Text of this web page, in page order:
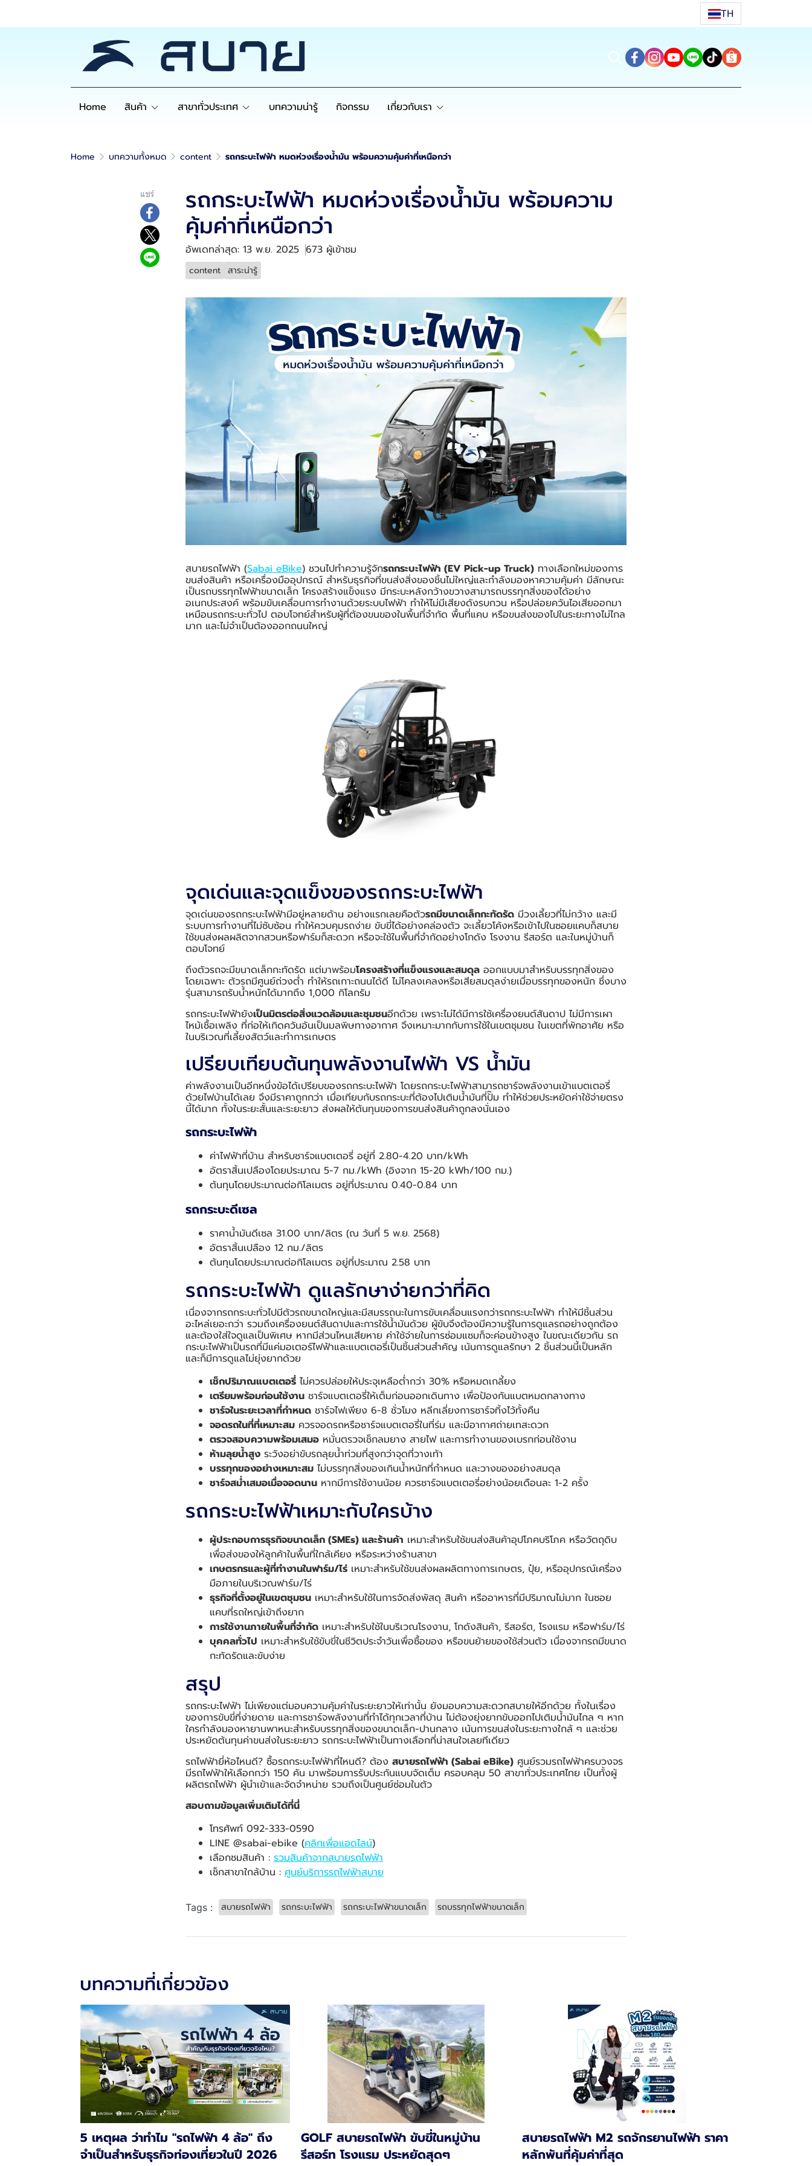
TH
Home สินค้า สาขาทั่วประเทศ บทความน่ารู้ กิจกรรม เกี่ยวกับเรา
Home บทความทั้งหมด content รถกระบะไฟฟ้า หมดห่วงเรื่องน้ำมัน พร้อมความคุ้มค่าที่เหนือกว่า
แชร์ รถกระบะไฟฟ้า หมดห่วงเรื่องน้ำมัน พร้อมความ
คุ้มค่าที่เหนือกว่า
อัพเดทล่าสุด: 13 พ.ย. 2025 673 ผู้เข้าชม
content สาระน่ารู้
สบายรถไฟฟ้า (Sabai eBike) ชวนไปทำความรู้จักรถกระบะไฟฟ้า (EV Pick-up Truck) ทางเลือกใหม่ของการ
ขนส่งสินค้า หรือเครื่องมืออุปกรณ์ สำหรับธุรกิจที่ขนส่งสิ่งของชิ้นไม่ใหญ่และกำลังมองหาความคุ้มค่า มีลักษณะ
เป็นรถบรรทุกไฟฟ้าขนาดเล็ก โครงสร้างแข็งแรง มีกระบะหลังกว้างขวางสามารถบรรทุกสิ่งของได้อย่าง
อเนกประสงค์ พร้อมขับเคลื่อนการทำงานด้วยระบบไฟฟ้า ทำให้ไม่มีเสียงดังรบกวน หรือปล่อยควันไอเสียออกมา
เหมือนรถกระบะทั่วไป ตอบโจทย์สำหรับผู้ที่ต้องขนของในพื้นที่จำกัด พื้นที่แคบ หรือขนส่งของไปในระยะทางไม่ไกล
มาก และไม่จำเป็นต้องออกถนนใหญ่
จุดเด่นและจุดแข็งของรถกระบะไฟฟ้า
จุดเด่นของรถกระบะไฟฟ้ามีอยู่หลายด้าน อย่างแรกเลยคือตัวรถมีขนาดเล็กกะทัดรัด มีวงเลี้ยวที่ไม่กว้าง และมี
ระบบการทำงานที่ไม่ซับซ้อน ทำให้ควบคุมรถง่าย ขับขี่ได้อย่างคล่องตัว จะเลี้ยวโค้งหรือเข้าไปในซอยแคบก็สบาย
ใช้ขนส่งผลผลิตจากสวนหรือฟาร์มก็สะดวก หรือจะใช้ในพื้นที่จำกัดอย่างโกดัง โรงงาน รีสอร์ต และในหมู่บ้านก็
ตอบโจทย์
ถึงตัวรถจะมีขนาดเล็กกะทัดรัด แต่มาพร้อมโครงสร้างที่แข็งแรงและสมดุล ออกแบบมาสำหรับบรรทุกสิ่งของ
โดยเฉพาะ ตัวรถมีศูนย์ถ่วงต่ำ ทำให้รถเกาะถนนได้ดี ไม่โคลงเคลงหรือเสียสมดุลง่ายเมื่อบรรทุกของหนัก ซึ่งบาง
รุ่นสามารถรับน้ำหนักได้มากถึง 1,000 กิโลกรัม
รถกระบะไฟฟ้ายังเป็นมิตรต่อสิ่งแวดล้อมและชุมชนอีกด้วย เพราะไม่ได้มีการใช้เครื่องยนต์สันดาป ไม่มีการเผา
ไหม้เชื้อเพลิง ที่ก่อให้เกิดควันอันเป็นมลพิษทางอากาศ จึงเหมาะมากกับการใช้ในเขตชุมชน ในเขตที่พักอาศัย หรือ
ในบริเวณที่เลี้ยงสัตว์และทำการเกษตร
เปรียบเทียบต้นทุนพลังงานไฟฟ้า VS น้ำมัน
ค่าพลังงานเป็นอีกหนึ่งข้อได้เปรียบของรถกระบะไฟฟ้า โดยรถกระบะไฟฟ้าสามารถชาร์จพลังงานเข้าแบตเตอรี่
ด้วยไฟบ้านได้เลย จึงมีราคาถูกกว่า เมื่อเทียบกับรถกระบะที่ต้องไปเติมน้ำมันที่ปั๊ม ทำให้ช่วยประหยัดค่าใช้จ่ายตรง
นี้ได้มาก ทั้งในระยะสั้นและระยะยาว ส่งผลให้ต้นทุนของการขนส่งสินค้าถูกลงนั่นเอง
รถกระบะไฟฟ้า
ค่าไฟฟ้าที่บ้าน สำหรับชาร์จแบตเตอรี่ อยู่ที่ 2.80-4.20 บาท/kWh
อัตราสิ้นเปลืองโดยประมาณ 5-7 กม./kWh (อิงจาก 15-20 kWh/100 กม.)
ต้นทุนโดยประมาณต่อกิโลเมตร อยู่ที่ประมาณ 0.40-0.84 บาท
รถกระบะดีเซล
ราคาน้ำมันดีเซล 31.00 บาท/ลิตร (ณ วันที่ 5 พ.ย. 2568)
อัตราสิ้นเปลือง 12 กม./ลิตร
ต้นทุนโดยประมาณต่อกิโลเมตร อยู่ที่ประมาณ 2.58 บาท
รถกระบะไฟฟ้า ดูแลรักษาง่ายกว่าที่คิด
เนื่องจากรถกระบะทั่วไปมีตัวรถขนาดใหญ่และมีสมรรถนะในการขับเคลื่อนแรงกว่ารถกระบะไฟฟ้า ทำให้มีชิ้นส่วน
อะไหล่เยอะกว่า รวมถึงเครื่องยนต์สันดาปและการใช้น้ำมันด้วย ผู้ขับจึงต้องมีความรู้ในการดูแลรถอย่างถูกต้อง
และต้องใส่ใจดูแลเป็นพิเศษ หากมีส่วนไหนเสียหาย ค่าใช้จ่ายในการซ่อมแซมก็จะค่อนข้างสูง ในขณะเดียวกัน รถ
กระบะไฟฟ้าเป็นรถที่มีแค่มอเตอร์ไฟฟ้าและแบตเตอรี่เป็นชิ้นส่วนสำคัญ เน้นการดูแลรักษา 2 ชิ้นส่วนนี้เป็นหลัก
และก็มีการดูแลไม่ยุ่งยากด้วย
เช็กปริมาณแบตเตอรี่ ไม่ควรปล่อยให้ประจุเหลือต่ำกว่า 30% หรือหมดเกลี้ยง
เตรียมพร้อมก่อนใช้งาน ชาร์จแบตเตอรี่ให้เต็มก่อนออกเดินทาง เพื่อป้องกันแบตหมดกลางทาง
ชาร์จในระยะเวลาที่กำหนด ชาร์จไฟเพียง 6-8 ชั่วโมง หลีกเลี่ยงการชาร์จทิ้งไว้ทั้งคืน
จอดรถในที่ที่เหมาะสม ควรจอดรถหรือชาร์จแบตเตอรี่ในที่ร่ม และมีอากาศถ่ายเทสะดวก
ตรวจสอบความพร้อมเสมอ หมั่นตรวจเช็กลมยาง สายไฟ และการทำงานของเบรกก่อนใช้งาน
ห้ามลุยน้ำสูง ระวังอย่าขับรถลุยน้ำท่วมที่สูงกว่าจุดที่วางเท้า
บรรทุกของอย่างเหมาะสม ไม่บรรทุกสิ่งของเกินน้ำหนักที่กำหนด และวางของอย่างสมดุล
ชาร์จสม่ำเสมอเมื่อจอดนาน หากมีการใช้งานน้อย ควรชาร์จแบตเตอรี่อย่างน้อยเดือนละ 1-2 ครั้ง
รถกระบะไฟฟ้าเหมาะกับใครบ้าง
ผู้ประกอบการธุรกิจขนาดเล็ก (SMEs) และร้านค้า เหมาะสำหรับใช้ขนส่งสินค้าอุปโภคบริโภค หรือวัตถุดิบ
เพื่อส่งของให้ลูกค้าในพื้นที่ใกล้เคียง หรือระหว่างร้านสาขา
เกษตรกรและผู้ที่ทำงานในฟาร์ม/ไร่ เหมาะสำหรับใช้ขนส่งผลผลิตทางการเกษตร, ปุ๋ย, หรืออุปกรณ์เครื่อง
มือภายในบริเวณฟาร์ม/ไร่
ธุรกิจที่ตั้งอยู่ในเขตชุมชน เหมาะสำหรับใช้ในการจัดส่งพัสดุ สินค้า หรืออาหารที่มีปริมาณไม่มาก ในซอย
แคบที่รถใหญ่เข้าถึงยาก
การใช้งานภายในพื้นที่จำกัด เหมาะสำหรับใช้ในบริเวณโรงงาน, โกดังสินค้า, รีสอร์ต, โรงแรม หรือฟาร์ม/ไร่
บุคคลทั่วไป เหมาะสำหรับใช้ขับขี่ในชีวิตประจำวันเพื่อซื้อของ หรือขนย้ายของใช้ส่วนตัว เนื่องจากรถมีขนาด
กะทัดรัดและขับง่าย
สรุป
รถกระบะไฟฟ้า ไม่เพียงแต่มอบความคุ้มค่าในระยะยาวให้เท่านั้น ยังมอบความสะดวกสบายให้อีกด้วย ทั้งในเรื่อง
ของการขับขี่ที่ง่ายดาย และการชาร์จพลังงานที่ทำได้ทุกเวลาที่บ้าน ไม่ต้องยุ่งยากขับออกไปเติมน้ำมันไกล ๆ หาก
ใครกำลังมองหายานพาหนะสำหรับบรรทุกสิ่งของขนาดเล็ก-ปานกลาง เน้นการขนส่งในระยะทางใกล้ ๆ และช่วย
ประหยัดต้นทุนค่าขนส่งในระยะยาว รถกระบะไฟฟ้าเป็นทางเลือกที่น่าสนใจเลยทีเดียว
รถไฟฟ้ายี่ห้อไหนดี? ซื้อรถกระบะไฟฟ้าที่ไหนดี? ต้อง สบายรถไฟฟ้า (Sabai eBike) ศูนย์รวมรถไฟฟ้าครบวงจร
มีรถไฟฟ้าให้เลือกกว่า 150 คัน มาพร้อมการรับประกันแบบจัดเต็ม ครอบคลุม 50 สาขาทั่วประเทศไทย เป็นทั้งผู้
ผลิตรถไฟฟ้า ผู้นำเข้าและจัดจำหน่าย รวมถึงเป็นศูนย์ซ่อมในตัว
สอบถามข้อมูลเพิ่มเติมได้ที่นี่
โทรศัพท์ 092-333-0590
LINE @sabai-ebike (คลิกเพื่อแอดไลน์)
เลือกชมสินค้า : รวมสินค้าจากสบายรถไฟฟ้า
เช็กสาขาใกล้บ้าน : ศูนย์บริการรถไฟฟ้าสบาย
Tags : สบายรถไฟฟ้า รถกระบะไฟฟ้า รถกระบะไฟฟ้าขนาดเล็ก รถบรรทุกไฟฟ้าขนาดเล็ก
บทความที่เกี่ยวข้อง
5 เหตุผล ว่าทำไม "รถไฟฟ้า 4 ล้อ" ถึง
จำเป็นสำหรับธุรกิจท่องเที่ยวในปี 2026
GOLF สบายรถไฟฟ้า ขับขี่ในหมู่บ้าน
รีสอร์ท โรงแรม ประหยัดสุดๆ
สบายรถไฟฟ้า M2 รถจักรยานไฟฟ้า ราคา
หลักพันที่คุ้มค่าที่สุด